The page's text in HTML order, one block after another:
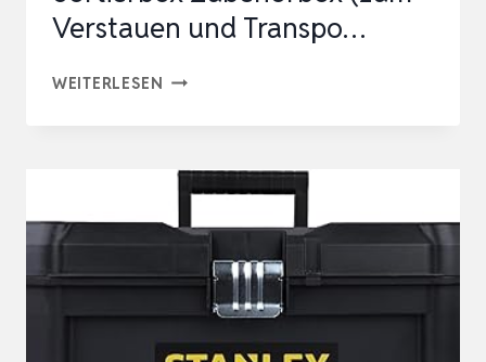
Verstauen und Transpo…
WEITERLESEN STANLEY
ORGANIZER
SORTIMENTSKASTEN
SORTIERBOX
ZUBEHÖRBOX
VERSTAUEN